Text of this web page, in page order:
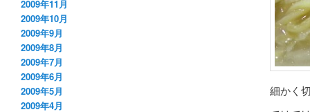
細かく
2009年11月
2009年10月
2009年9月
2009年8月
2009年7月
2009年6月
2009年5月
2009年4月